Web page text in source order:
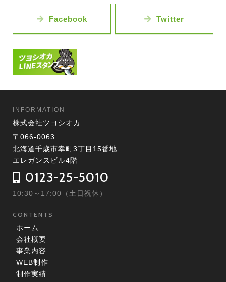
Facebook Twitter
INFORMATION
株式会社ツヨシオカ
〒066-0063
北海道千歳市幸町3丁目15番地
エレガンスビル4階
0123-25-5010
10:30～17:00（土日祝休）
CONTENTS
ホーム
会社概要
事業内容
WEB制作
制作実績